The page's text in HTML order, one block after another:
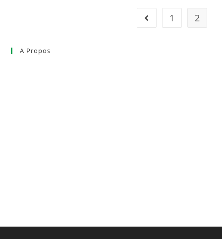
Go to the previous
1 2
A Propos